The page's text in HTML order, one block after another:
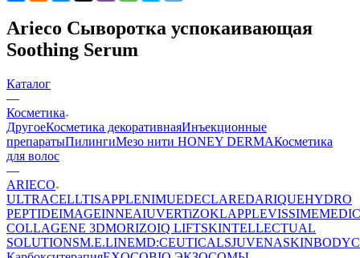
Arieco Сыворотка успокаивающая
Soothing Serum
Каталог
—
Косметика
ДругоеКосметика декоративнаяИнъекционные
препаратыПилингиМезо нити HONEY DERMAКосметика
для волос
—
ARIECO
ULTRACELLTISAPPLENIMUEDECLAREDARIQUEHYDRO
PEPTIDEIMAGEINNEAIUVERTiZOKLAPPLEVISSIME
COLLAGENE 3DMORIZOIQ LIFTSKINTELLECTUAL
SOLUTIONSM.E.LINEMD:CEUTICALSJUVENASKINBODY